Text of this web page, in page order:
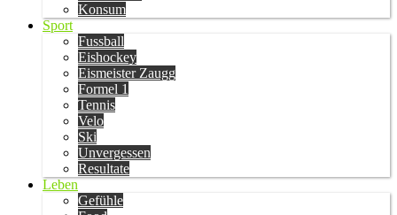
Konsum
Sport
Fussball
Eishockey
Eismeister Zaugg
Formel 1
Tennis
Velo
Ski
Unvergessen
Resultate
Leben
Gefühle